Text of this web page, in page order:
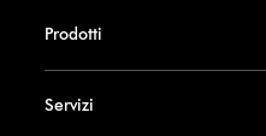
Prodotti
Servizi